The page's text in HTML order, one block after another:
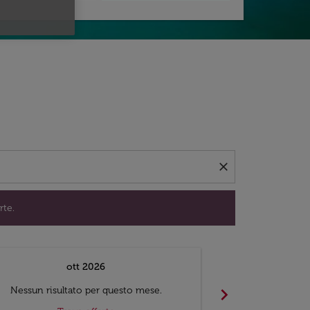
close
trovare offerte.
ott 2026
Nessun risultato per questo mese.
chevron_right